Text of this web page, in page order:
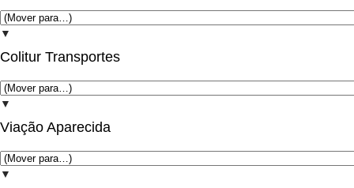
▼
Colitur Transportes
▼
Viação Aparecida
▼